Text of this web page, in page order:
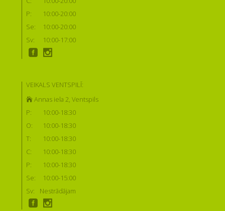
P:
10:00-20:00
Se:
10:00-20:00
Sv:
10:00-17:00
VEIKALS VENTSPILĪ:
Annas iela 2, Ventspils
P:
10:00-18:30
O:
10:00-18:30
T:
10:00-18:30
C:
10:00-18:30
P:
10:00-18:30
Se:
10:00-15:00
Sv:
Nestrādājam